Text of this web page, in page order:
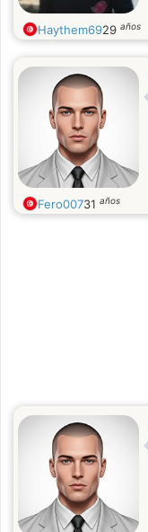
Haythem6929 años
Fero00731 años